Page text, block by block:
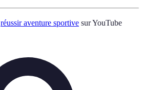
réussir aventure sportive sur YouTube